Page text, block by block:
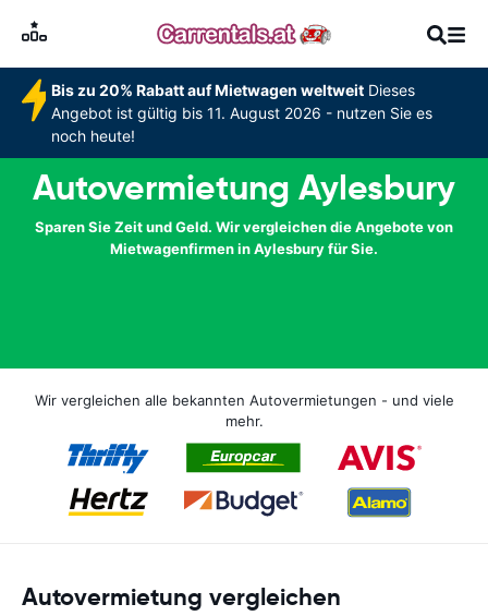
Bis zu 20% Rabatt auf Mietwagen weltweitDieses
Angebot ist gültig bis 11. August 2026 - nutzen Sie es
noch heute!
Autovermietung Aylesbury
Sparen Sie Zeit und Geld. Wir vergleichen die Angebote von
Mietwagenfirmen in Aylesbury für Sie.
Wir vergleichen alle bekannten Autovermietungen - und viele
mehr.
Autovermietung vergleichen